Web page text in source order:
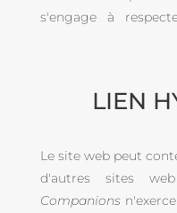
s'engage à
LIEN
Le site web peut
d'autres sites
Companions